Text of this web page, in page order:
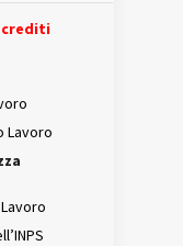
crediti
Lavoro